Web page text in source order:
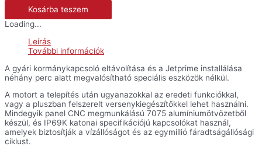
kormánykapcsoló
-
Streetfighter
mennyiség
Kosárba teszem
Loading...
Leírás
További információk
A gyári kormánykapcsoló eltávolítása és a Jetprime installálása
néhány perc alatt megvalósítható speciális eszközök nélkül.
A motort a telepítés után ugyanazokkal az eredeti funkciókkal,
vagy a pluszban felszerelt versenykiegészítőkkel lehet használni.
Mindegyik panel CNC megmunkálású 7075 alumíniumötvözetből
készül, és IP69K katonai specifikációjú kapcsolókat használ,
amelyek biztosítják a vízállóságot és az egymillió fáradtságállósági
ciklust.